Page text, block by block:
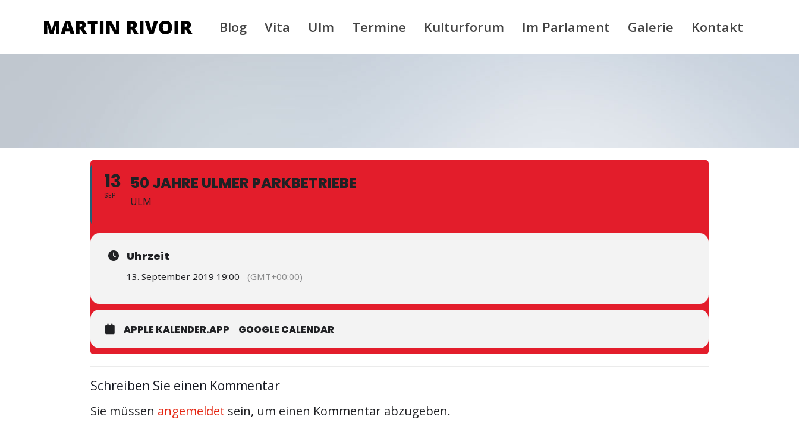
Blog Vita Ulm Termine Kulturforum Im Parlament Galerie Kontakt
13
SEP
50 JAHRE ULMER PARKBETRIEBE
ULM
Uhrzeit
13. September 2019 19:00 (GMT+00:00)
APPLE KALENDER.APP GOOGLE CALENDAR
Schreiben Sie einen Kommentar
Sie müssen angemeldet sein, um einen Kommentar abzugeben.